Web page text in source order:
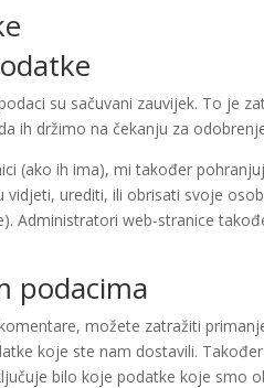
su sačuvani zauvijek. To je
ih držimo na čekanju za
(ako ih ima), mi također
urediti, ili obrisati svoje
Administratori web-stranice
podacima
možete zatražiti
koje ste nam dostavili.
bilo koje podatke koje smo